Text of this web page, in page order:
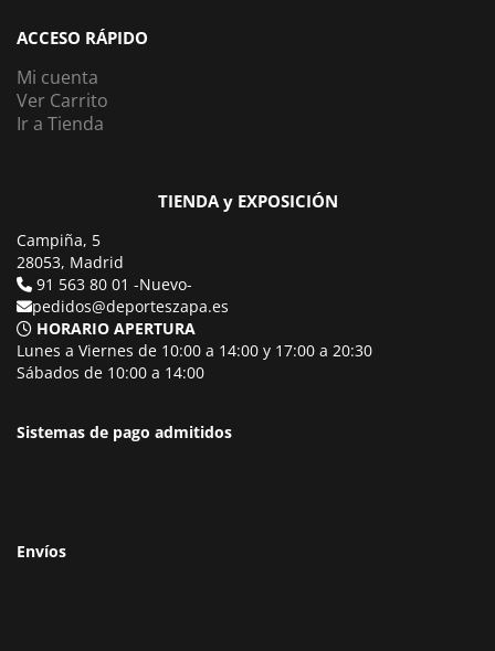
ACCESO RÁPIDO
Mi cuenta
Ver Carrito
Ir a Tienda
TIENDA y EXPOSICIÓN
Campiña, 5
28053, Madrid
91 563 80 01 -Nuevo-
pedidos@deporteszapa.es
HORARIO APERTURA
Lunes a Viernes de 10:00 a 14:00 y 17:00 a 20:30
Sábados de 10:00 a 14:00
Sistemas de pago admitidos
Envíos